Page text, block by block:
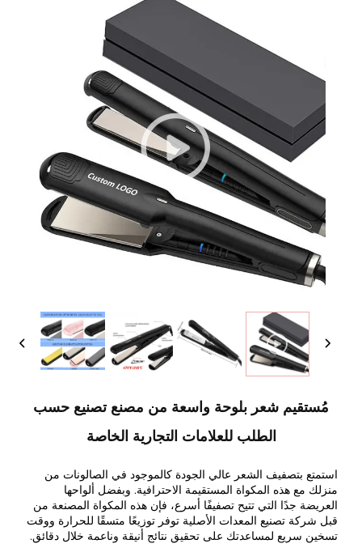
مُستقيم شعر بلوحة واسعة من مصنع تصنيع حسب
الطلب للعلامات التجارية الخاصة
استمتع بتصفيف الشعر عالي الجودة كالموجود في الصالونات من
منزلك مع هذه المكواة المستقيمة الاحترافية. وبفضل ألواحها
العريضة جدًا التي تتيح تصفيفًا أسرع، فإن هذه المكواة المصنعة من
قبل شركة تصنيع المعدات الأصلية توفر توزيعًا متسقًا للحرارة ووقت
تسخين سريع لمساعدتك على تحقيق نتائج أنيقة وناعمة خلال دقائق.